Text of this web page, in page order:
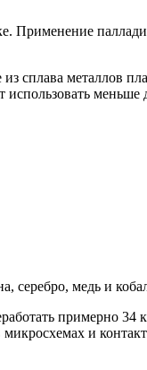
сплава металлов
меньше
серебро, медь и
примерно
и